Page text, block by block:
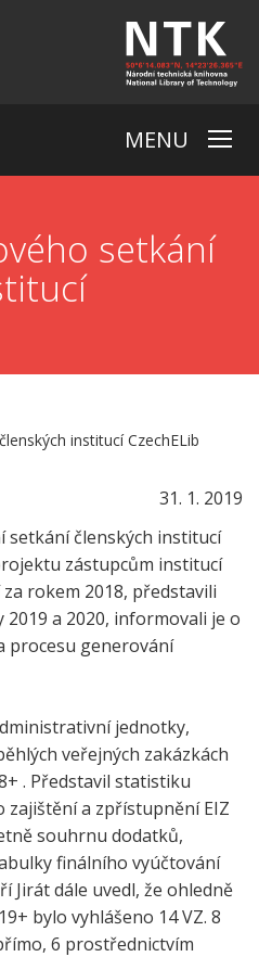
MENU
setkání
institucí CzechELib
31. 1. 2019
setkání členských institucí
zástupcům institucí
rokem 2018, představili
a 2020, informovali je o
procesu generování
jednotky,
veřejných zakázkách
. Představil statistiku
zajištění a zpřístupnění EIZ
souhrnu dodatků,
finálního vyúčtování
Jirát dále uvedl, že ohledně
bylo vyhlášeno 14 VZ. 8
6 prostřednictvím